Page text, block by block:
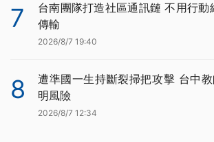
7
台南團隊打造社區通訊鏈 不用行
傳輸
2026/8/7 19:40
8
遭準國一生持斷裂掃把攻擊 台中
明風險
2026/8/7 12:34